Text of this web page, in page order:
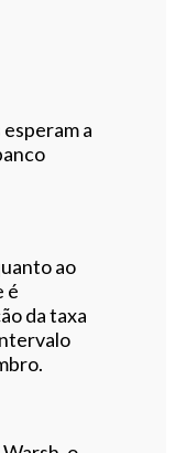
a
ao
é
da taxa